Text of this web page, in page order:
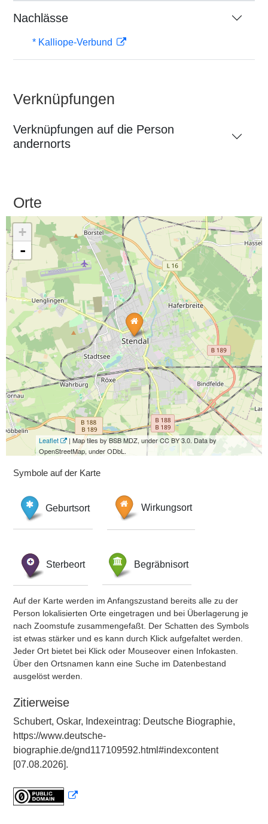
Nachlässe
* Kalliope-Verbund
Verknüpfungen
Verknüpfungen auf die Person
andernorts
Orte
+
-
Leaflet
| Map tiles by BSB MDZ, under CC BY 3.0. Data by
OpenStreetMap, under ODbL.
Symbole auf der Karte
Geburtsort Wirkungsort
Sterbeort Begräbnisort
Auf der Karte werden im Anfangszustand bereits alle zu der
Person lokalisierten Orte eingetragen und bei Überlagerung je
nach Zoomstufe zusammengefaßt. Der Schatten des Symbols
ist etwas stärker und es kann durch Klick aufgefaltet werden.
Jeder Ort bietet bei Klick oder Mouseover einen Infokasten.
Über den Ortsnamen kann eine Suche im Datenbestand
ausgelöst werden.
Zitierweise
Schubert, Oskar, Indexeintrag: Deutsche Biographie,
https://www.deutsche-
biographie.de/gnd117109592.html#indexcontent
[07.08.2026].